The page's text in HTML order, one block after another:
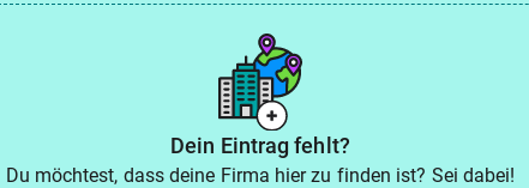
Dein Eintrag fehlt?
Du möchtest, dass deine Firma hier zu finden ist? Sei dabei!